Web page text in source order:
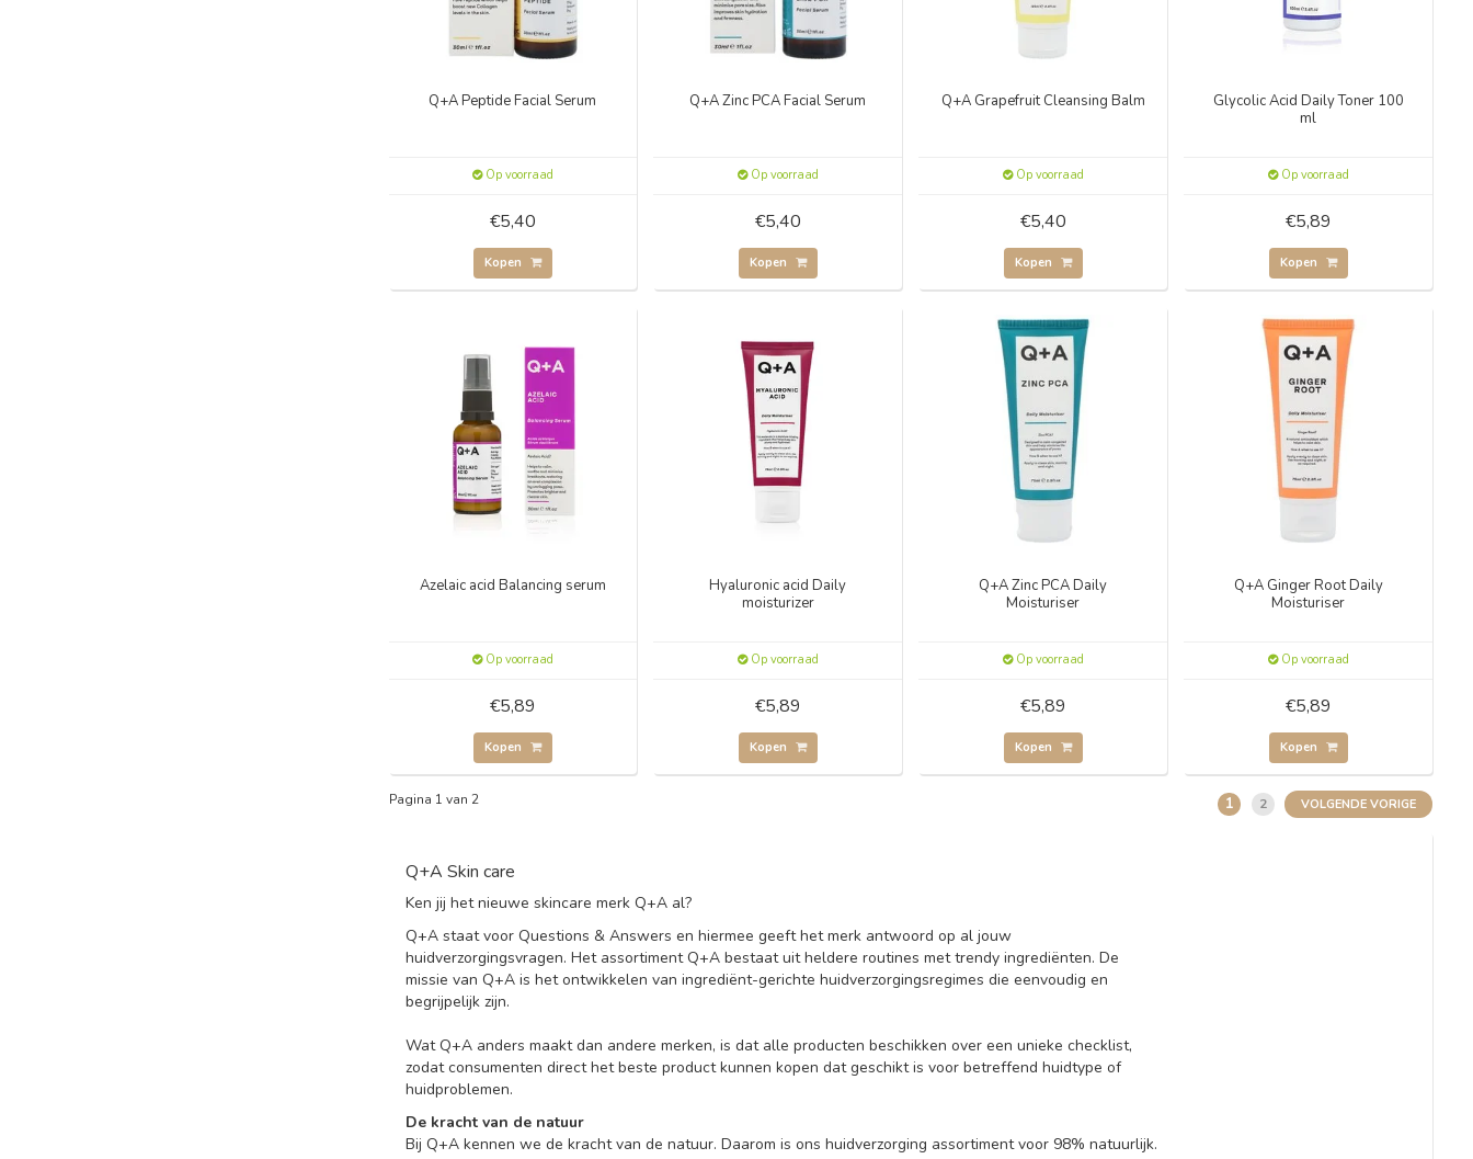
Q+A Peptide Facial Serum
Op voorraad
€5,40
Kopen
Q+A Zinc PCA Facial Serum
Op voorraad
€5,40
Kopen
Q+A Grapefruit Cleansing Balm
Op voorraad
€5,40
Kopen
Glycolic Acid Daily Toner 100
ml
Op voorraad
€5,89
Kopen
Azelaic acid Balancing serum
Op voorraad
€5,89
Kopen
Hyaluronic acid Daily
moisturizer
Op voorraad
€5,89
Kopen
Q+A Zinc PCA Daily
Moisturiser
Op voorraad
€5,89
Kopen
Q+A Ginger Root Daily
Moisturiser
Op voorraad
€5,89
Kopen
Pagina 1 van 2 1 2 VOLGENDE VORIGE
Q+A Skin care
Ken jij het nieuwe skincare merk Q+A al?
Q+A staat voor Questions & Answers en hiermee geeft het merk antwoord op al jouw
huidverzorgingsvragen. Het assortiment Q+A bestaat uit heldere routines met trendy ingrediënten. De
missie van Q+A is het ontwikkelen van ingrediënt-gerichte huidverzorgingsregimes die eenvoudig en
begrijpelijk zijn.
Wat Q+A anders maakt dan andere merken, is dat alle producten beschikken over een unieke checklist,
zodat consumenten direct het beste product kunnen kopen dat geschikt is voor betreffend huidtype of
huidproblemen.
De kracht van de natuur
Bij Q+A kennen we de kracht van de natuur. Daarom is ons huidverzorging assortiment voor 98% natuurlijk.